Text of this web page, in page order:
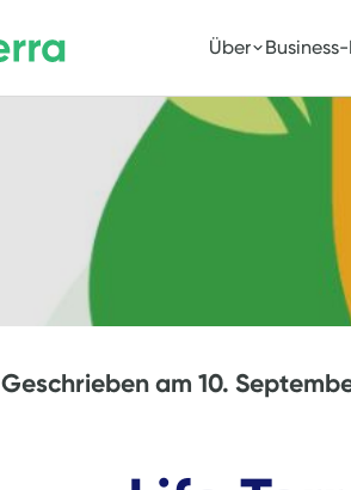
Über
Geschrieben am 10.